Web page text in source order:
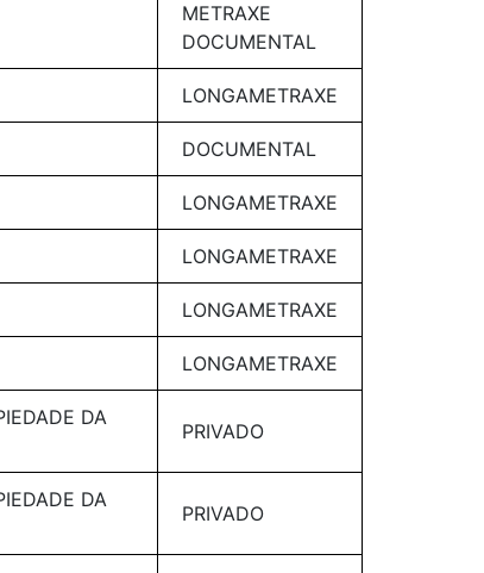
METRAXE
DOCUMENTAL
LONGAMETRAXE
DOCUMENTAL
LONGAMETRAXE
LONGAMETRAXE
LONGAMETRAXE
LONGAMETRAXE
DA
PRIVADO
DA
PRIVADO